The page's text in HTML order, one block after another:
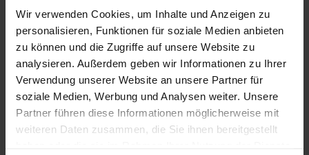
Wir verwenden Cookies, um Inhalte und Anzeigen zu
personalisieren, Funktionen für soziale Medien anbieten
zu können und die Zugriffe auf unsere Website zu
analysieren. Außerdem geben wir Informationen zu Ihrer
Verwendung unserer Website an unsere Partner für
soziale Medien, Werbung und Analysen weiter. Unsere
Partner führen diese Informationen möglicherweise mit
weiteren Daten zusammen, die Sie ihnen bereitgestellt
Lieferzeiten
Artikel mit Werbeanbringung: ca. 10 Werktage
Muster mit Ihrer
Werbeanbringung zur Freigabe
der Produktion:
ca. 10 Werktage